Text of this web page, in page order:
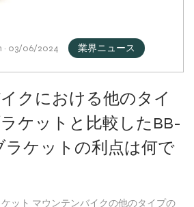
· 03/06/2024 業界ニュース
クにおける他のタイ
ケットと比較したBB-
ラケットの利点は何で
ット マウンテンバイクの他のタイプの